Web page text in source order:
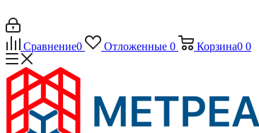
Сравнение0 Отложенные 0 Корзина0 0